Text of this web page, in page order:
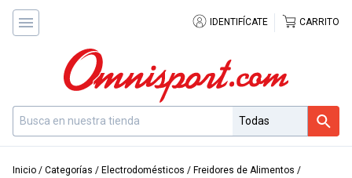
IDENTIFÍCATE CARRITO
Inicio / Categorías / Electrodomésticos / Freidores de Alimentos /